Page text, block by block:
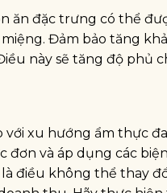
ăn đặc trưng có thể
Đảm bảo tăng
này sẽ tăng độ phủ
với xu hướng ẩm thực
đơn và áp dụng các
điều không thể thay